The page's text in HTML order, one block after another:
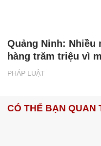
PHÁP LUẬT
Quảng Ninh:
hàng trăm triệu vì
CÓ THỂ BẠN QUAN